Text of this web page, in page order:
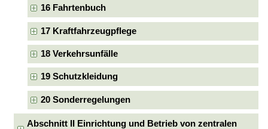
16 Fahrtenbuch
17 Kraftfahrzeugpflege
18 Verkehrsunfälle
19 Schutzkleidung
20 Sonderregelungen
Abschnitt II Einrichtung und Betrieb von zentralen